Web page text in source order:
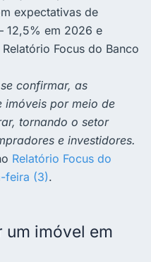
expectativas de
12,5% em 2026 e
Focus do Banco
confirmar, as
imóveis por meio de
tornando o setor
e investidores.
Relatório Focus do
feira (3).
um imóvel em